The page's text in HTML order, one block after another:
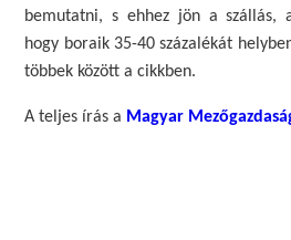
bemutatni, s ehhez jön a szállás,
hogy boraik 35-40 százalékát
többek között a cikkben.
A teljes írás a Magyar